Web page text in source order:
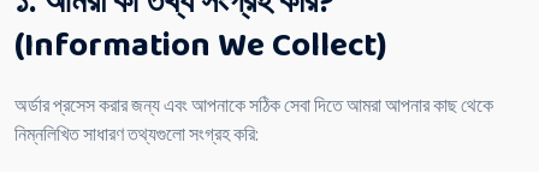
(Information We Collect)
অর্ডার প্রসেস করার জন্য এবং আপনাকে সঠিক সেবা দিতে আমরা আপনার কাছ থেকে
নিম্নলিখিত সাধারণ তথ্যগুলো সংগ্রহ করি: